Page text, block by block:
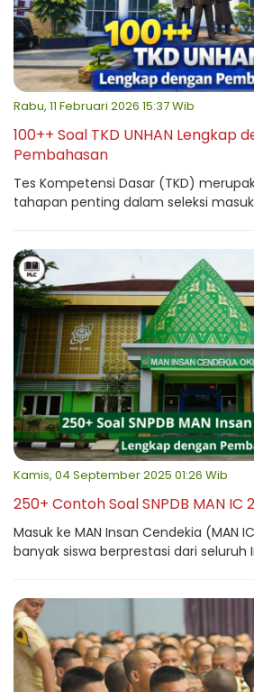
Rabu, 11 Februari 2026 15:37 Wib
100++ Soal TKD UNHAN Lengkap
Pembahasan
Tes Kompetensi Dasar (TKD)
tahapan penting dalam seleksi masuk
Kamis, 04 September 2025 01:26 Wib
250+ Contoh Soal SNPDB MAN IC
Masuk ke MAN Insan Cendekia (MAN
banyak siswa berprestasi dari seluruh